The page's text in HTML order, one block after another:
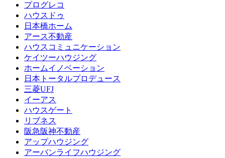
プログレコ
ハウスドゥ
日本橋ホーム
アース不動産
ハウスコミュニケーション
ケイツーハウジング
ホームイノベーション
日本トータルプロデュース
三菱UFJ
イーアス
ハウスゲート
リブネス
阪急阪神不動産
アップハウジング
アーバンライフハウジング